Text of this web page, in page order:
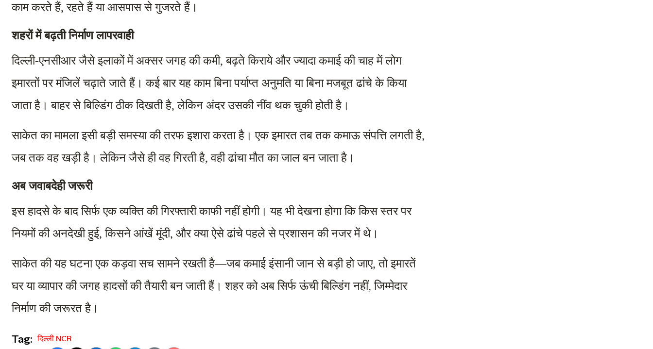
काम करते हैं, रहते हैं या आसपास से गुजरते हैं।
शहरों में बढ़ती निर्माण लापरवाही
दिल्ली-एनसीआर जैसे इलाकों में अक्सर जगह की कमी, बढ़ते किराये और ज्यादा कमाई की चाह में लोग
इमारतों पर मंजिलें चढ़ाते जाते हैं। कई बार यह काम बिना पर्याप्त अनुमति या बिना मजबूत ढांचे के किया
जाता है। बाहर से बिल्डिंग ठीक दिखती है, लेकिन अंदर उसकी नींव थक चुकी होती है।
साकेत का मामला इसी बड़ी समस्या की तरफ इशारा करता है। एक इमारत तब तक कमाऊ संपत्ति लगती है,
जब तक वह खड़ी है। लेकिन जैसे ही वह गिरती है, वही ढांचा मौत का जाल बन जाता है।
अब जवाबदेही जरूरी
इस हादसे के बाद सिर्फ एक व्यक्ति की गिरफ्तारी काफी नहीं होगी। यह भी देखना होगा कि किस स्तर पर
नियमों की अनदेखी हुई, किसने आंखें मूंदी, और क्या ऐसे ढांचे पहले से प्रशासन की नजर में थे।
साकेत की यह घटना एक कड़वा सच सामने रखती है—जब कमाई इंसानी जान से बड़ी हो जाए, तो इमारतें
घर या व्यापार की जगह हादसों की तैयारी बन जाती हैं। शहर को अब सिर्फ ऊंची बिल्डिंग नहीं, जिम्मेदार
निर्माण की जरूरत है।
Tag: दिल्ली NCR